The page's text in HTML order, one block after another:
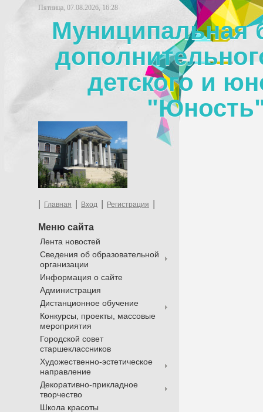
Пятница, 07.08.2026, 16:28
Муниципальная
детского и
| Главная | Вход | Регистрация |
Меню сайта
Лента новостей
Сведения об образовательной
организации
Информация о сайте
Администрация
Дистанционное обучение
Конкурсы, проекты, массовые
мероприятия
Городской совет
старшеклассников
Художественно-эстетическое
направление
Декоративно-прикладное
творчество
Школа красоты